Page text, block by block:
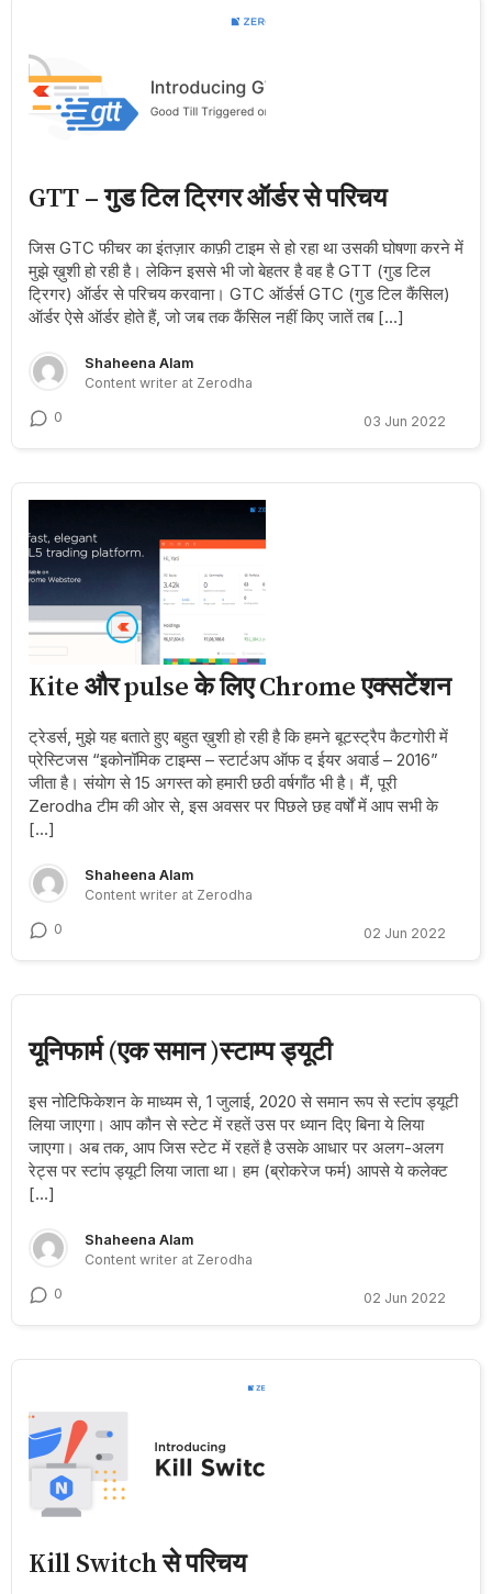
GTT – गुड टिल ट्रिगर ऑर्डर से परिचय
जिस GTC फीचर का इंतज़ार काफ़ी टाइम से हो रहा था उसकी घोषणा करने में
मुझे ख़ुशी हो रही है। लेकिन इससे भी जो बेहतर है वह है GTT (गुड टिल
ट्रिगर) ऑर्डर से परिचय करवाना। GTC ऑर्डर्स GTC (गुड टिल कैंसिल)
ऑर्डर ऐसे ऑर्डर होते हैं, जो जब तक कैंसिल नहीं किए जातें तब […]
Shaheena Alam
Content writer at Zerodha
0 03 Jun 2022
Kite और pulse के लिए Chrome एक्सटेंशन
ट्रेडर्स, मुझे यह बताते हुए बहुत ख़ुशी हो रही है कि हमने बूटस्ट्रैप कैटगोरी में
प्रेस्टिजस “इकोनॉमिक टाइम्स – स्टार्टअप ऑफ द ईयर अवार्ड – 2016”
जीता है। संयोग से 15 अगस्त को हमारी छठी वर्षगाँठ भी है। मैं, पूरी
Zerodha टीम की ओर से, इस अवसर पर पिछले छह वर्षों में आप सभी के
[…]
Shaheena Alam
Content writer at Zerodha
0 02 Jun 2022
यूनिफार्म (एक समान )स्टाम्प ड्यूटी
इस नोटिफिकेशन के माध्यम से, 1 जुलाई, 2020 से समान रूप से स्टांप ड्यूटी
लिया जाएगा। आप कौन से स्टेट में रहतें उस पर ध्यान दिए बिना ये लिया
जाएगा। अब तक, आप जिस स्टेट में रहतें है उसके आधार पर अलग-अलग
रेट्स पर स्टांप ड्यूटी लिया जाता था। हम (ब्रोकरेज फर्म) आपसे ये कलेक्ट
[…]
Shaheena Alam
Content writer at Zerodha
0 02 Jun 2022
Kill Switch से परिचय